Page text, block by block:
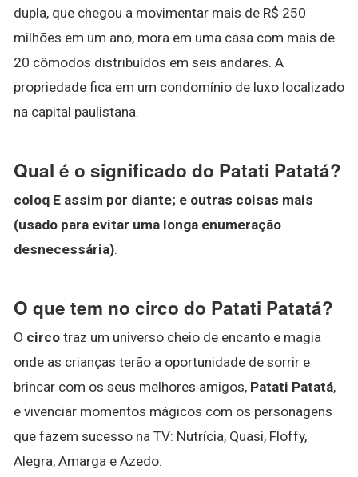
dupla, que chegou a movimentar mais de R$ 250
milhões em um ano, mora em uma casa com mais de
20 cômodos distribuídos em seis andares. A
propriedade fica em um condomínio de luxo localizado
na capital paulistana.
Qual é o significado do Patati Patatá?
coloq E assim por diante; e outras coisas mais
(usado para evitar uma longa enumeração
desnecessária).
O que tem no circo do Patati Patatá?
O circo traz um universo cheio de encanto e magia
onde as crianças terão a oportunidade de sorrir e
brincar com os seus melhores amigos, Patati Patatá,
e vivenciar momentos mágicos com os personagens
que fazem sucesso na TV: Nutrícia, Quasi, Floffy,
Alegra, Amarga e Azedo.